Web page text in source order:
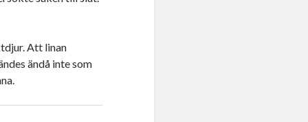
Att linan
ändå inte som